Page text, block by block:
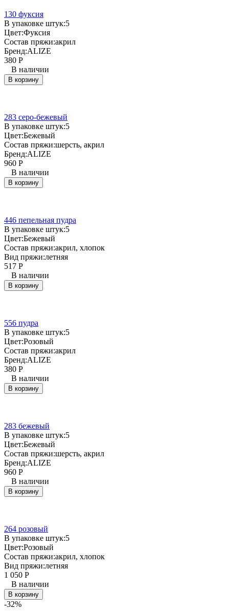
130 фуксия
В упаковке штук:5
Цвет:Фуксия
Состав пряжи:акрил
Бренд:ALIZE
380 Р
В наличии
В корзину
283 серо-бежевый
В упаковке штук:5
Цвет:Бежевый
Состав пряжи:шерсть, акрил
Бренд:ALIZE
960 Р
В наличии
В корзину
446 пепельная пудра
В упаковке штук:5
Цвет:Бежевый
Состав пряжи:акрил, хлопок
Вид пряжи:летняя
517 Р
В наличии
В корзину
556 пудра
В упаковке штук:5
Цвет:Розовый
Состав пряжи:акрил
Бренд:ALIZE
380 Р
В наличии
В корзину
283 бежевый
В упаковке штук:5
Цвет:Бежевый
Состав пряжи:шерсть, акрил
Бренд:ALIZE
960 Р
В наличии
В корзину
264 розовый
В упаковке штук:5
Цвет:Розовый
Состав пряжи:акрил, хлопок
Вид пряжи:летняя
1 050 Р
В наличии
В корзину
-32%